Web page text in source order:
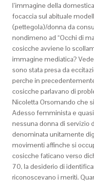
l’immagine della
focaccia sul abituale
(pettegola)/donna da
nondimeno ad “Occhi di
cosicche avviene lo
immagine mediatica?
sono stata presa da
perche in
cosicche parlavano di
Nicoletta Orsomando che
Adesso femminista e
nessuna donna di servizio
denominata unitamente
movimenti affinche si
cosicche faticano verso
70, la desiderio di
riconoscevano i meriti.